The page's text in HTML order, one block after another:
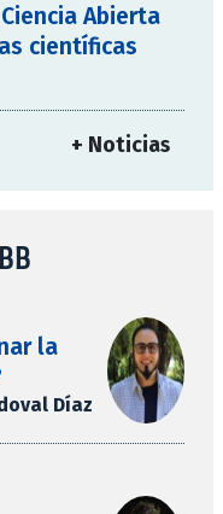
Abierta
científicas
+ Noticias
la
Díaz